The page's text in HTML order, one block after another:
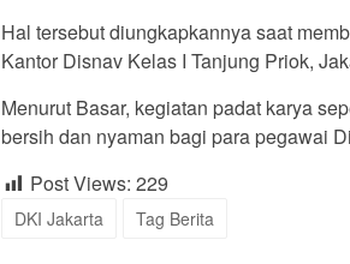
Hal tersebut diungkapkannya saat
Kantor Disnav Kelas I Tanjung Priok,
Menurut Basar, kegiatan padat karya
bersih dan nyaman bagi para pegawai
Post Views: 229
DKI Jakarta Tag Berita